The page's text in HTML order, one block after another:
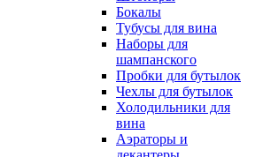
Бокалы
Тубусы для вина
Наборы для
шампанского
Пробки для бутылок
Чехлы для бутылок
Холодильники для
вина
Аэраторы и